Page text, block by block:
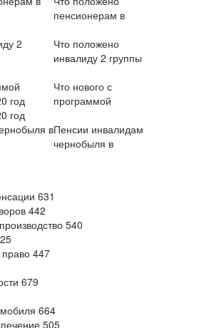
пенсионерам в
Что положено
инвалиду 2 группы
Что нового с
программой
год
Пенсии инвалидам
чернобыля в
631
442
540
право447
679
664
505